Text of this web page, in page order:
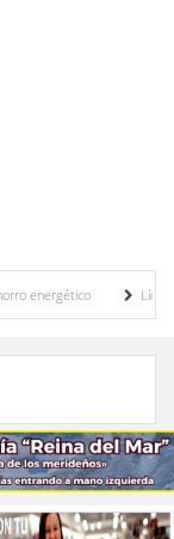
Líderes políticos